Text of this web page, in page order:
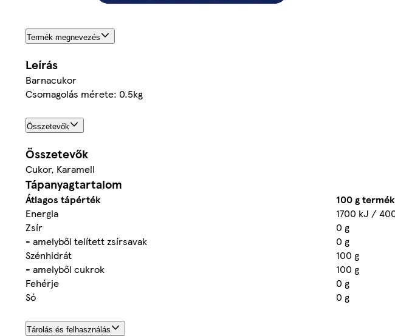
Termék megnevezés
Leírás
Barnacukor
Csomagolás mérete: 0.5kg
Összetevők
Összetevők
Cukor, Karamell
Tápanyagtartalom
Átlagos tápérték
100 g
Energia
1700 kJ /
Zsír
0 g
- amelyből telített zsírsavak
0 g
Szénhidrát
100 g
- amelyből cukrok
100 g
Fehérje
0 g
Só
0 g
Tárolás és felhasználás